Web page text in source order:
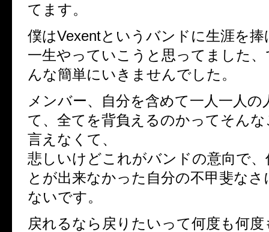
てます。
僕はVexentというバンドに生涯を捧
一生やっていこうと思ってました
んな簡単にいきませんでした。
メンバー、自分を含めて一人一人の
て、全てを背負えるのかってそん
言えなくて、
悲しいけどこれがバンドの意向で
とが出来なかった自分の不甲斐な
ないです。
戻れるなら戻りたいって何度も何